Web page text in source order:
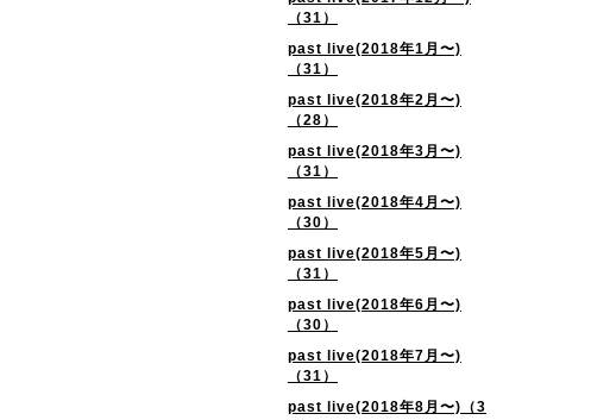
（31）
past live(2018年1月〜)
（31）
past live(2018年2月〜)
（28）
past live(2018年3月〜)
（31）
past live(2018年4月〜)
（30）
past live(2018年5月〜)
（31）
past live(2018年6月〜)
（30）
past live(2018年7月〜)
（31）
past live(2018年8月〜)（3